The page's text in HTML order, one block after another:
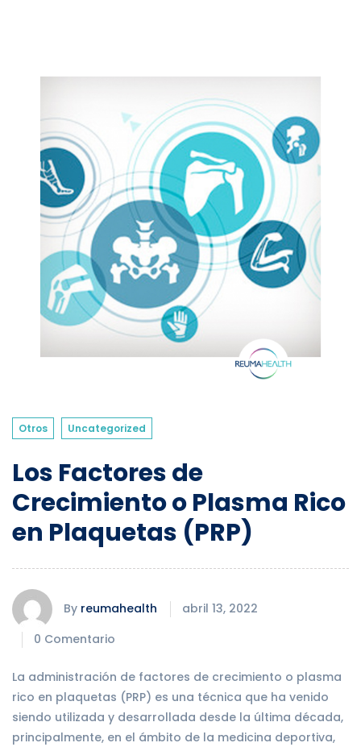
Otros Uncategorized
Los Factores de
Crecimiento o Plasma Rico
en Plaquetas (PRP)
By reumahealth
abril 13, 2022
0 Comentario
La administración de factores de crecimiento o plasma
rico en plaquetas (PRP) es una técnica que ha venido
siendo utilizada y desarrollada desde la última década,
principalmente, en el ámbito de la medicina deportiva,